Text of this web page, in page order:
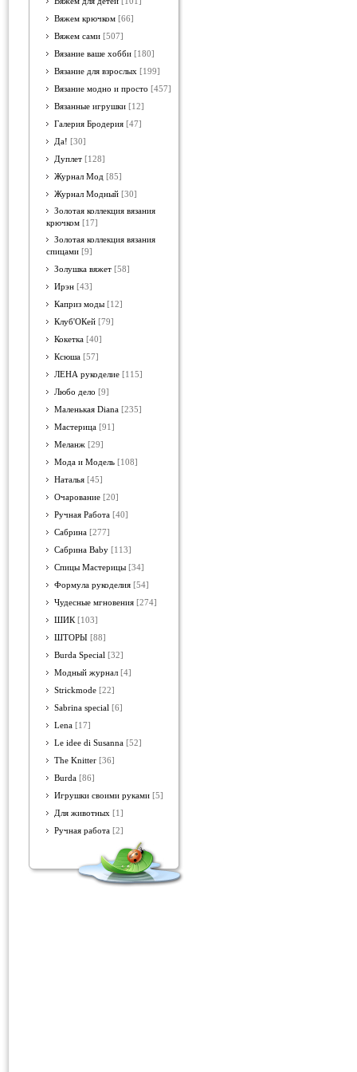
Вяжем крючком [66]
Вяжем сами [507]
Вязание ваше хобби [180]
Вязание для взрослых [199]
Вязание модно и просто [457]
Вязанные игрушки [12]
Галерия Бродерия [47]
Да! [30]
Дуплет [128]
Журнал Мод [85]
Журнал Модный [30]
Золотая коллекция вязания
крючком [17]
Золотая коллекция вязания
спицами [9]
Золушка вяжет [58]
Ирэн [43]
Каприз моды [12]
Клуб'ОКей [79]
Кокетка [40]
Ксюша [57]
ЛЕНА рукоделие [115]
Любо дело [9]
Маленькая Diana [235]
Мастерица [91]
Меланж [29]
Мода и Модель [108]
Наталья [45]
Очарование [20]
Ручная Работа [40]
Сабрина [277]
Сабрина Baby [113]
Спицы Мастерицы [34]
Формула рукоделия [54]
Чудесные мгновения [274]
ШИК [103]
ШТОРЫ [88]
Burda Special [32]
Модный журнал [4]
Strickmode [22]
Sabrina special [6]
Lena [17]
Le idee di Susanna [52]
The Knitter [36]
Burda [86]
Игрушки своими руками [5]
Для животных [1]
Ручная работа [2]